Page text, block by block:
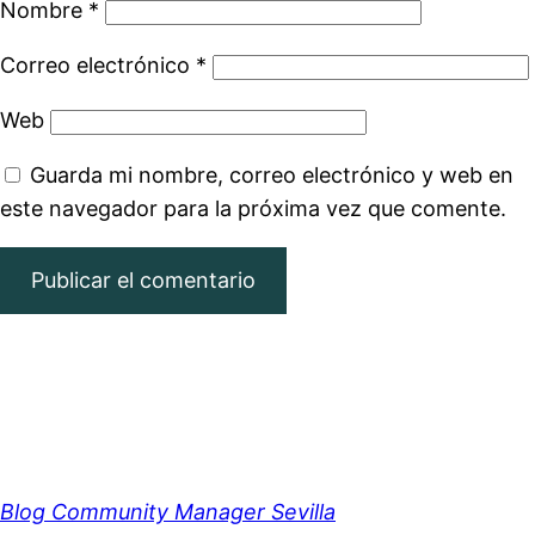
Nombre *
Correo electrónico *
Web
Guarda mi nombre, correo electrónico y web en
este navegador para la próxima vez que comente.
Blog Community Manager Sevilla